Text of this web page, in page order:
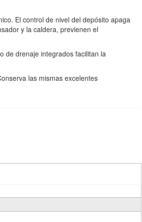
El control de nivel del depósito apaga
y la caldera, previenen el
de drenaje integrados facilitan la
las mismas excelentes